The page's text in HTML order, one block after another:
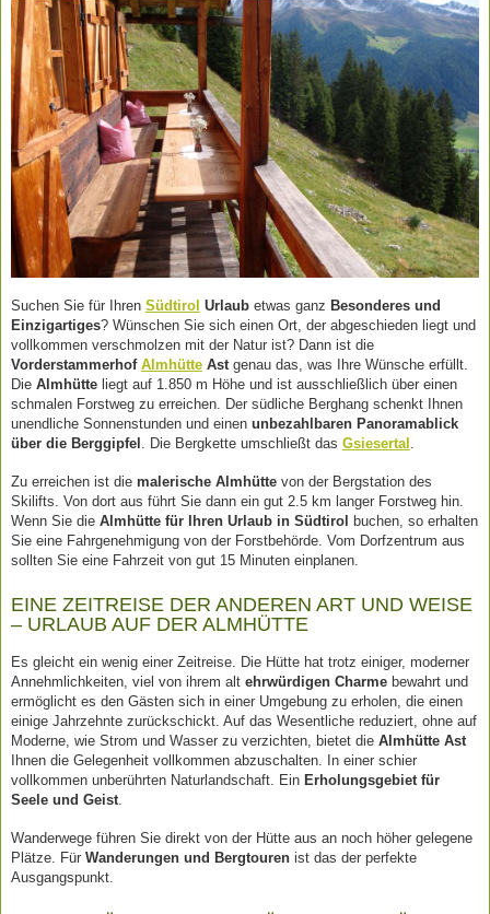
Suchen Sie für Ihren Südtirol Urlaub etwas ganz Besonderes und
Einzigartiges? Wünschen Sie sich einen Ort, der abgeschieden liegt und
vollkommen verschmolzen mit der Natur ist? Dann ist die
Vorderstammerhof AlmhütteAstgenau das, was Ihre Wünsche erfüllt.
Die Almhütteliegt auf 1.850 m Höhe und ist ausschließlich über einen
schmalen Forstweg zu erreichen. Der südliche Berghang schenkt Ihnen
unendliche Sonnenstunden und einen unbezahlbaren Panoramablick
über die Berggipfel . Die Bergkette umschließt das Gsiesertal
Zu erreichen ist die malerische Almhüttevon der Bergstation des
Skilifts. Von dort aus führt Sie dann ein gut 2.5 km langer Forstweg hin.
Wenn Sie die Almhütte für Ihren Urlaub in Südtirol buchen, so erhalten
Sie eine Fahrgenehmigung von der Forstbehörde. Vom Dorfzentrum aus
sollten Sie eine Fahrzeit von gut 15 Minuten einplanen.
EINE ZEITREISE DER ANDEREN ART UND WEISE
– URLAUB AUF DER ALMHÜTTE
Es gleicht ein wenig einer Zeitreise. Die Hütte hat trotz einiger, moderner
Annehmlichkeiten, viel von ihrem alt ehrwürdigen Charmebewahrt und
ermöglicht es den Gästen sich in einer Umgebung zu erholen, die einen
einige Jahrzehnte zurückschickt. Auf das Wesentliche reduziert, ohne auf
Moderne, wie Strom und Wasser zu verzichten, bietet die Almhütte Ast
Ihnen die Gelegenheit vollkommen abzuschalten. In einer schier
vollkommen unberührten Naturlandschaft. EinErholungsgebiet für
Seele und Geist.
Wanderwege führen Sie direkt von der Hütte aus an noch höher gelegene
Plätze. Für Wanderungen und Bergtourenist das der perfekte
Ausgangspunkt.